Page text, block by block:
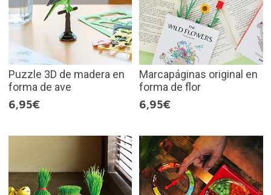
Puzzle 3D de madera en
forma de ave
6,95€
Marcapáginas original en
forma de flor
6,95€